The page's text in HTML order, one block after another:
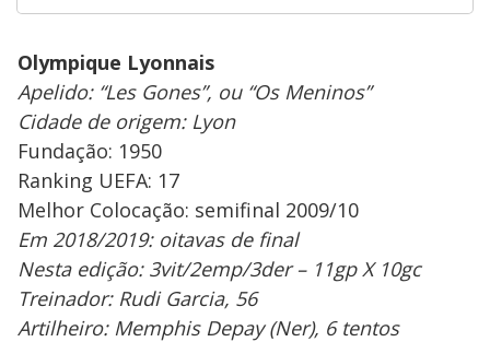
Olympique Lyonnais
Apelido: “Les Gones”, ou “Os Meninos”
Cidade de origem: Lyon
Fundação: 1950
Ranking UEFA: 17
Melhor Colocação: semifinal 2009/10
Em 2018/2019: oitavas de final
Nesta edição: 3vit/2emp/3der – 11gp X 10gc
Treinador: Rudi Garcia, 56
Artilheiro: Memphis Depay (Ner), 6 tentos